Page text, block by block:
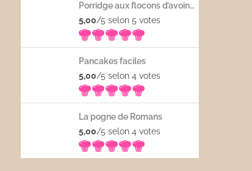
Porridge aux flocons d’avoine avec les fruits frais
5,00/5 selon 5 votes
Pancakes faciles
5,00/5 selon 4 votes
La pogne de Romans
5,00/5 selon 4 votes